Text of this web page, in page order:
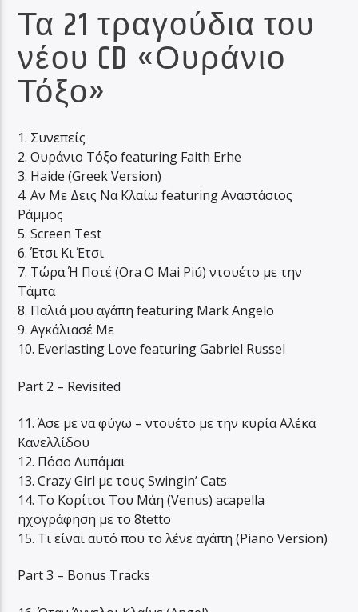
Τα 21 τραγούδια του
νέου CD «Ουράνιο
Τόξο»
1. Συνεπείς
2. Ουράνιο Τόξο featuring Faith Erhe
3. Haide (Greek Version)
4. Αν Με Δεις Να Κλαίω featuring Αναστάσιος
Ράμμος
5. Screen Test
6. Έτσι Κι Έτσι
7. Τώρα Ή Ποτέ (Ora O Mai Piú) ντουέτο με την
Τάμτα
8. Παλιά μου αγάπη featuring Mark Angelo
9. Αγκάλιασέ Με
10. Everlasting Love featuring Gabriel Russel
Part 2 – Revisited
11. Άσε με να φύγω – ντουέτο με την κυρία Αλέκα
Κανελλίδου
12. Πόσο Λυπάμαι
13. Crazy Girl με τους Swingin’ Cats
14. Το Κορίτσι Του Μάη (Venus) acapella
ηχογράφηση με το 8tetto
15. Τι είναι αυτό που το λένε αγάπη (Piano Version)
Part 3 – Bonus Tracks